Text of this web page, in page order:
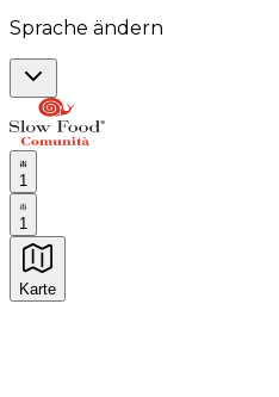
Sprache ändern
1
1
Karte
Unvergessliche